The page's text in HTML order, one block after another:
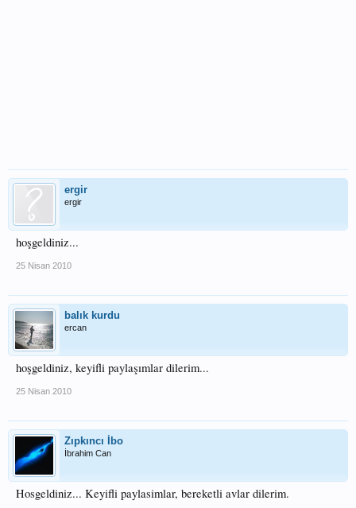
ergir
ergir
hoşgeldiniz...
25 Nisan 2010
balık kurdu
ercan
hoşgeldiniz, keyifli paylaşımlar dilerim...
25 Nisan 2010
Zıpkıncı İbo
İbrahim Can
Hosgeldiniz... Keyifli paylasimlar, bereketli avlar dilerim.